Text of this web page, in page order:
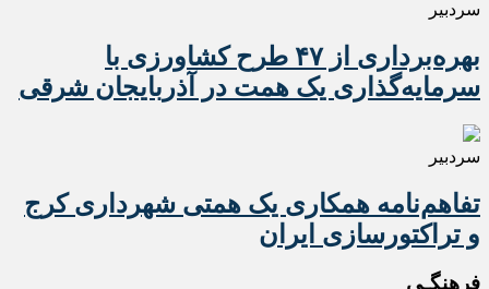
سردبیر
بهره‌برداری از ۴۷ طرح کشاورزی با
سرمایه‌گذاری یک همت در آذربایجان شرقی
سردبیر
تفاهم‌نامه همکاری یک همتی شهرداری کرج
و تراکتورسازی ایران
فرهنگـی